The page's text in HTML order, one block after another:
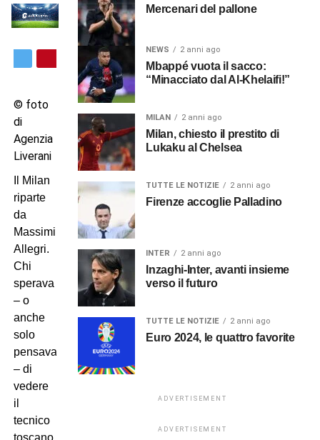
© foto
di
Agenzia
Liverani
Il Milan
riparte
da
Massimiliano
Allegri.
Chi
sperava
– o
anche
solo
pensava
– di
vedere
il
tecnico
Mercenari del pallone
NEWS 2 anni ago
Mbappé vuota il sacco:
“Minacciato dal Al-Khelaifi!”
MILAN 2 anni ago
Milan, chiesto il prestito di
Lukaku al Chelsea
TUTTE LE NOTIZIE 2 anni ago
Firenze accoglie Palladino
INTER 2 anni ago
Inzaghi-Inter, avanti insieme
verso il futuro
TUTTE LE NOTIZIE 2 anni ago
Euro 2024, le quattro favorite
ADVERTISEMENT
ADVERTISEMENT